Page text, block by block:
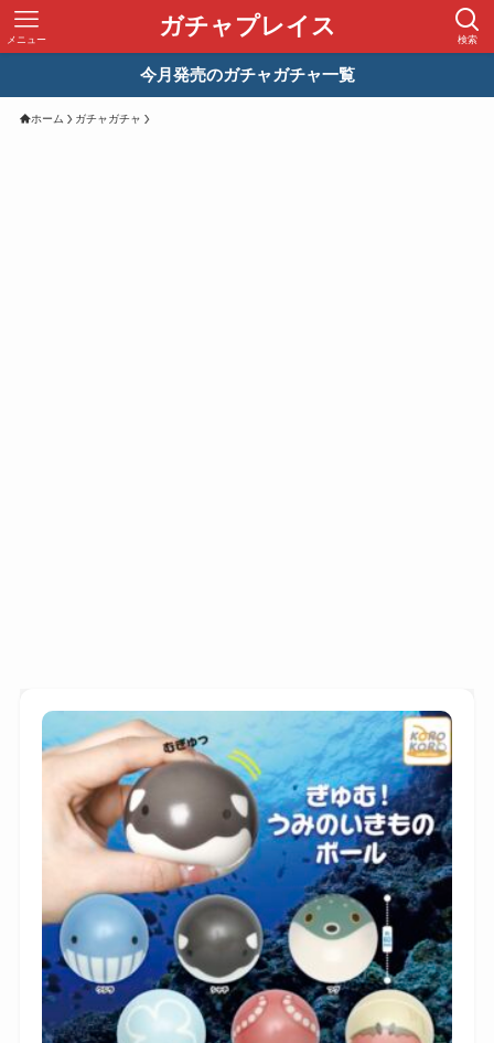
ガチャプレイス 検索
メニュー
今月発売のガチャガチャ一覧
ホーム ガチャガチャ